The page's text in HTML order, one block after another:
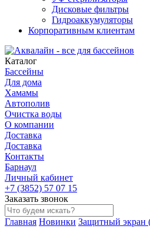
Дисковые фильтры
Гидроаккумуляторы
Корпоративным клиентам
Каталог
Бассейны
Для дома
Хамамы
Автополив
Очистка воды
О компании
Доставка
Доставка
Контакты
Барнаул
Личный кабинет
+7 (3852) 57 07 15
Заказать звонок
Главная Новинки Защитный экран